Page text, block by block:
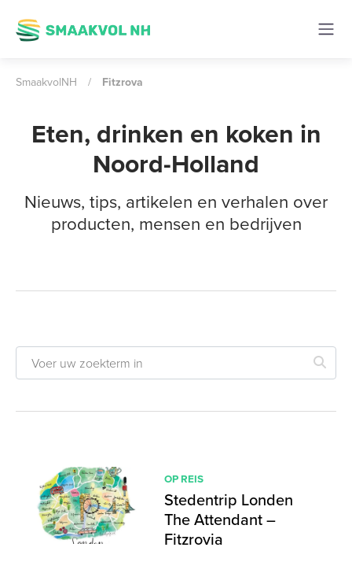
SmaakvolNH / Fitzrova
Eten, drinken en koken in
Noord-Holland
Nieuws, tips, artikelen en verhalen over
producten, mensen en bedrijven
OP REIS
Stedentrip Londen
The Attendant –
Fitzrovia